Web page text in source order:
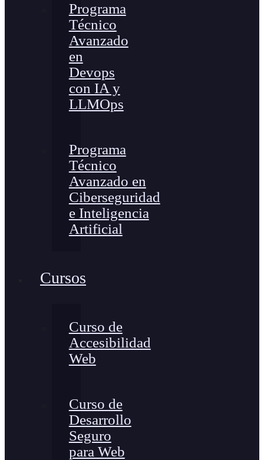
Programa
Técnico
Avanzado
en
Devops
con IA y
LLMOps
Programa
Técnico
Avanzado en
Ciberseguridad
e Inteligencia
Artificial
Cursos
Curso de
Accesibilidad
Web
Curso de
Desarrollo
Seguro
para Web